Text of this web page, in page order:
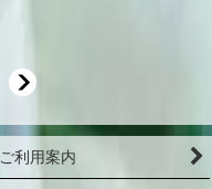
ご利用案内